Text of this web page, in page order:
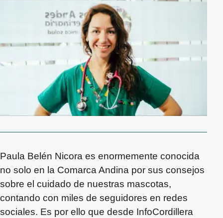
Paula Belén Nicora es enormemente conocida
no solo en la Comarca Andina por sus consejos
sobre el cuidado de nuestras mascotas,
contando con miles de seguidores en redes
sociales. Es por ello que desde InfoCordillera